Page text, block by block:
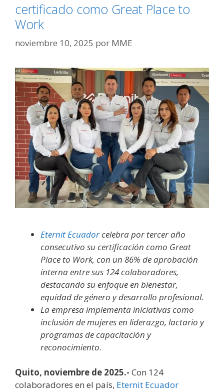
certificado como Great Place to
Work
noviembre 10, 2025 por MME
Eternit Ecuadorcelebra por tercer año
consecutivo su certificación como Great
Place to Work, con un 86% de aprobación
interna entre sus 124 colaboradores,
destacando su enfoque en bienestar,
equidad de género y desarrollo profesional.
La empresa implementa iniciativas como
inclusión de mujeres en liderazgo, lactario y
programas de capacitación y
reconocimiento.
Quito, noviembre de 2025.- Con 124
colaboradores en el país, Eternit Ecuador